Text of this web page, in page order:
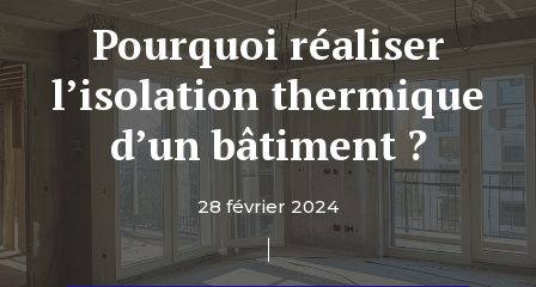
Pourquoi réaliser
l’isolation thermique
d’un bâtiment ?
28 février 2024